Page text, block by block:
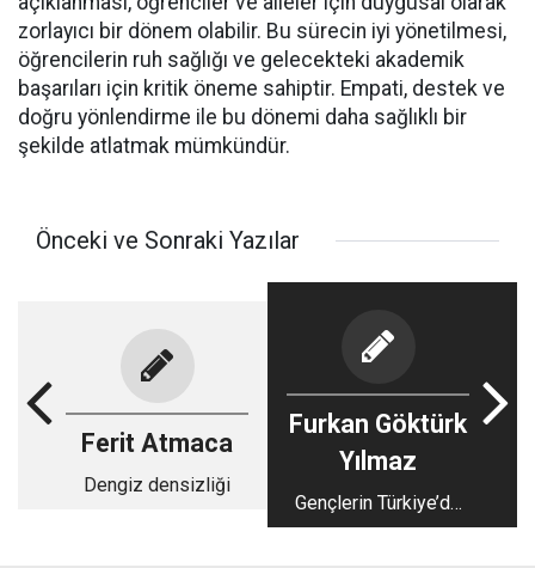
zorlayıcı bir dönem olabilir. Bu sürecin iyi yönetilmesi,
öğrencilerin ruh sağlığı ve gelecekteki akademik
başarıları için kritik öneme sahiptir. Empati, destek ve
doğru yönlendirme ile bu dönemi daha sağlıklı bir
şekilde atlatmak mümkündür.
Önceki ve Sonraki Yazılar
Ferit Atmaca
Dengiz densizliği
Furkan Göktürk
Yılmaz
Gençlerin Türkiye’de
yaşamak için geçer